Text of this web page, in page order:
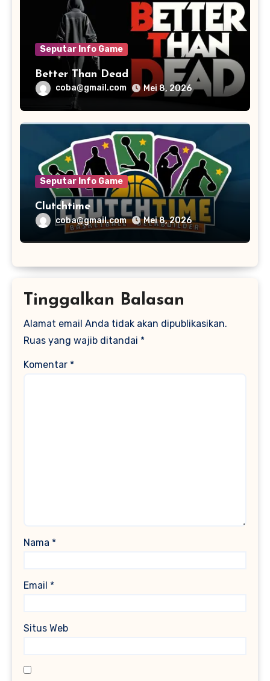
Seputar Info Game
Better Than Dead
coba@gmail.com Mei 8, 2026
Seputar Info Game
Clutchtime
coba@gmail.com Mei 8, 2026
Tinggalkan Balasan
Alamat email Anda tidak akan dipublikasikan.
Ruas yang wajib ditandai *
Komentar *
Nama *
Email *
Situs Web